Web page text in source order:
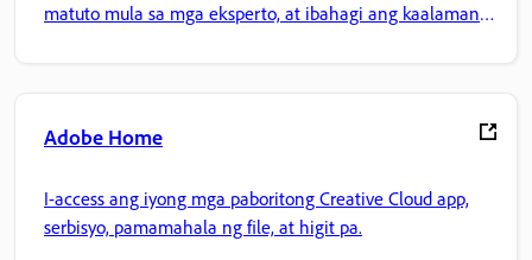
matuto mula sa mga eksperto, at ibahagi ang kaalaman
Adobe Home
I-access ang iyong mga paboritong Creative Cloud app,
serbisyo, pamamahala ng file, at higit pa.